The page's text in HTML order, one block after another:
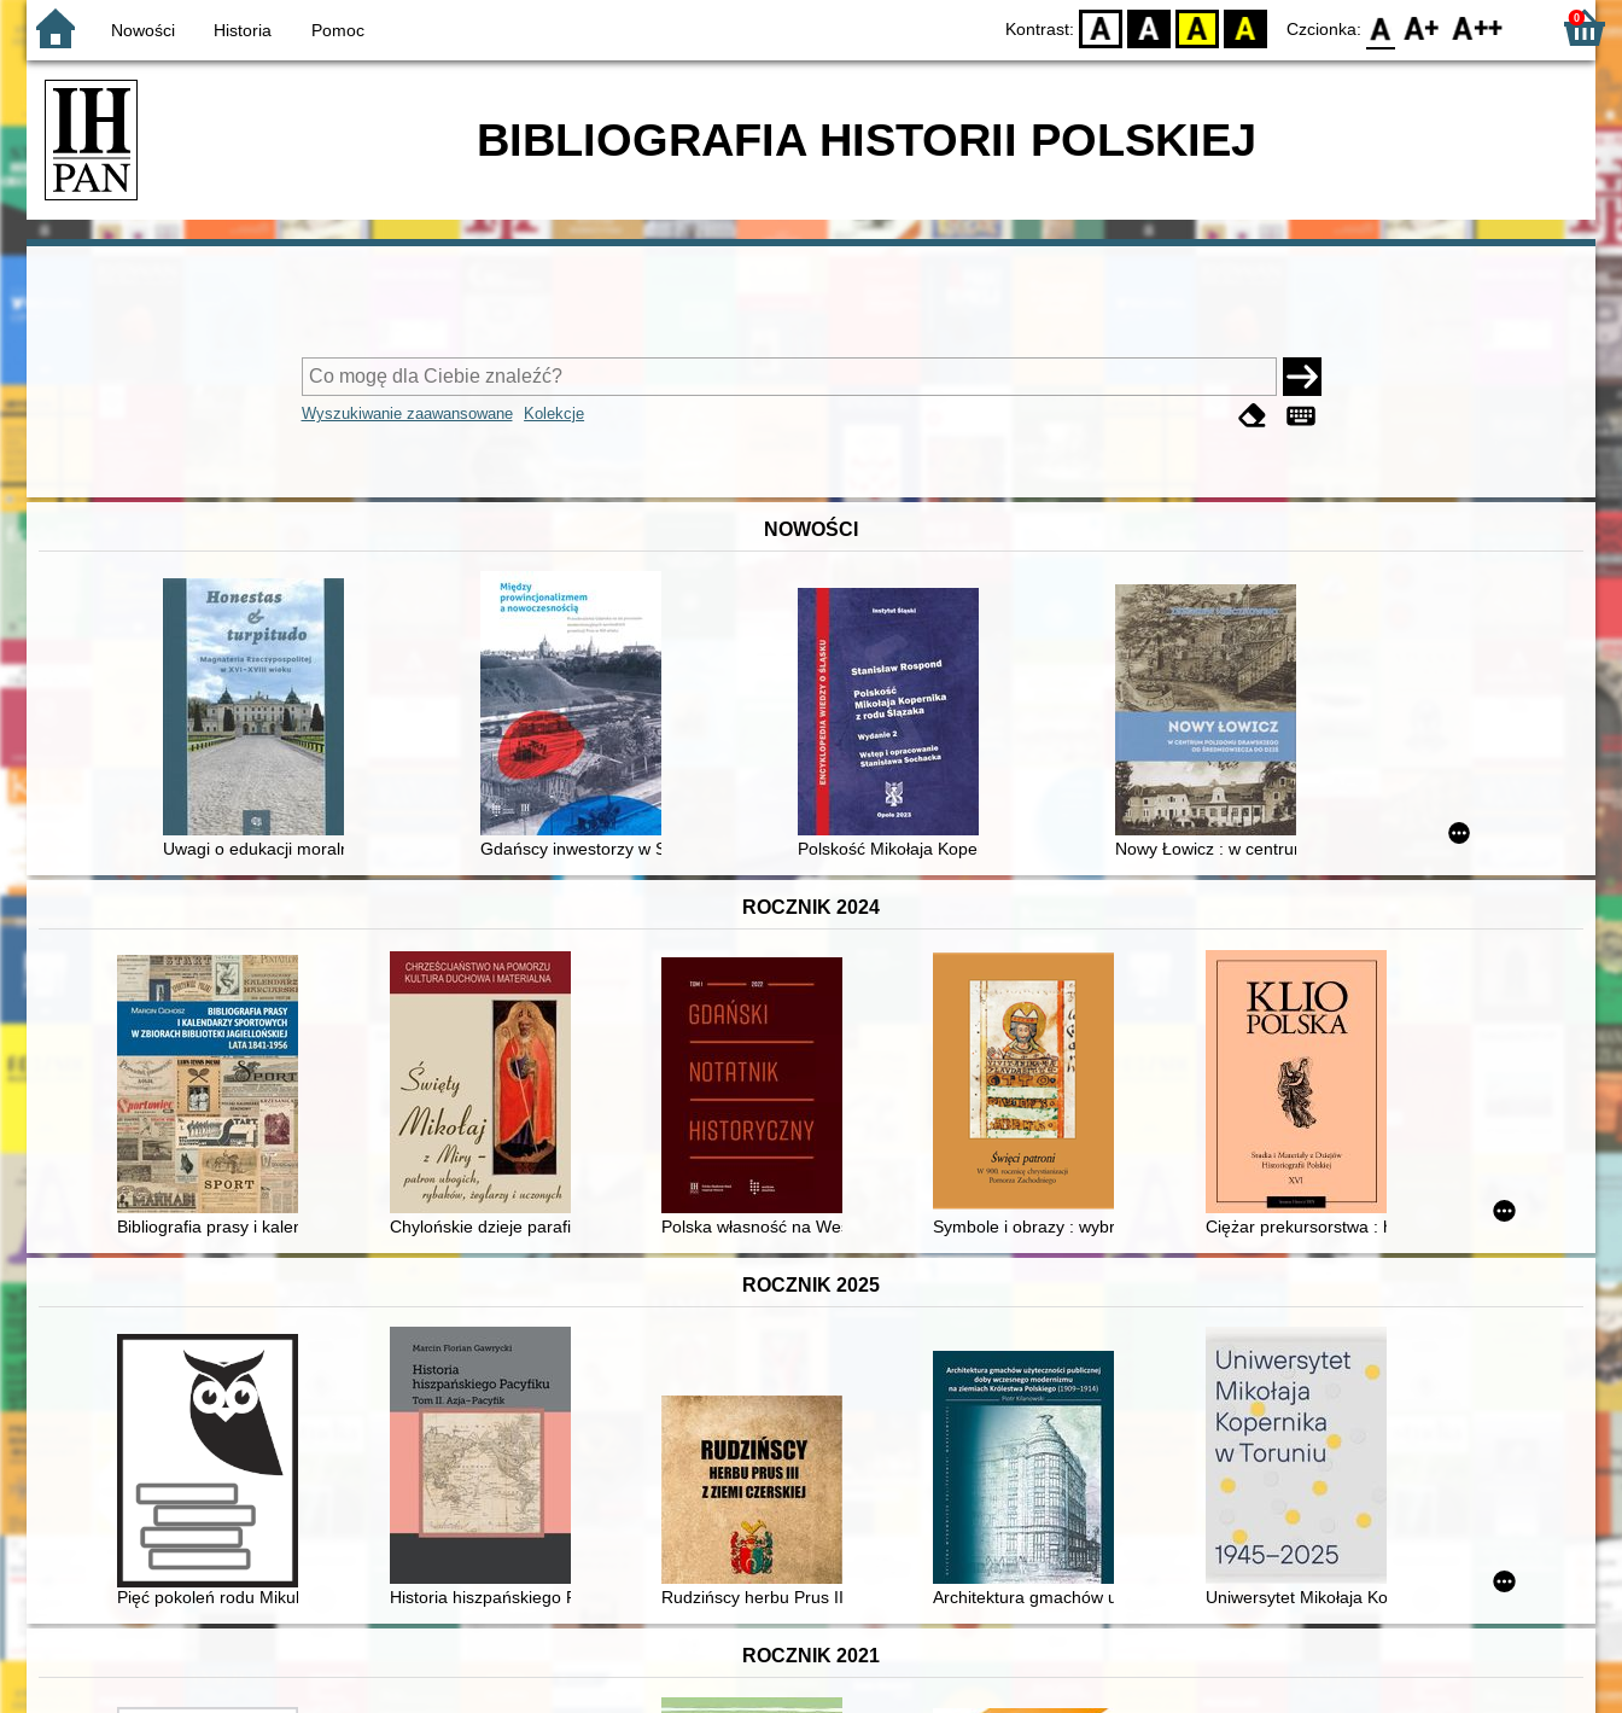
Nowości Historia Pomoc Kontrast: D BW YB BY Czcionka: F0 F1 F2 0
BIBLIOGRAFIA HISTORII POLSKIEJ
Wyszukiwanie zaawansowane Kolekcje
NOWOŚCI
Uwagi o edukacji moralnej synów szlacheckich w XVI-wiecznej RzeczypospolitejGdańscy inwestorzy w Sopocie : prestiż finansowy i towarzyski lokalnego mieszczaństwa w 2. poł. XIX w
Polskość Mikołaja Kopernika z rodu ŚlązakaNowy Łowicz : w centrum poligonu drawskiego od średniowiecza
ROCZNIK 2024
Bibliografia prasy i kalendarzy sportowych w zbiorach Biblioteki Jagiellońskiej : lata 1841-1956
Chylońskie dzieje parafii i kultu św. MikołajaPolska własność na Westerplatte w latach 1919-1925Symbole i obrazy : wybrane problemy ikonografii świętych : Stanisława ze Szczepanowa,
Ciężar prekursorstwa : historia historiografii a historia
ROCZNIK 2025
Pięć pokoleń rodu Mikulskich. T. 1 Historia hiszpańskiego Pacyfiku. T. 2,Rudzińscy herbu Prus III z ziemi ciechanowskiej w archiwaliach : przasnyskie grodzkie relacje oblaty. T. 8
Architektura gmachów użyteczności publicznej doby wczesnego modernizmu na
Uniwersytet Mikołaja Kopernika w Toruniu : 1945-2025
ROCZNIK 2021